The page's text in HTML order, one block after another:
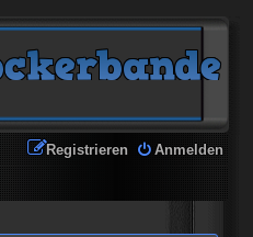
Anmelden
Registrieren